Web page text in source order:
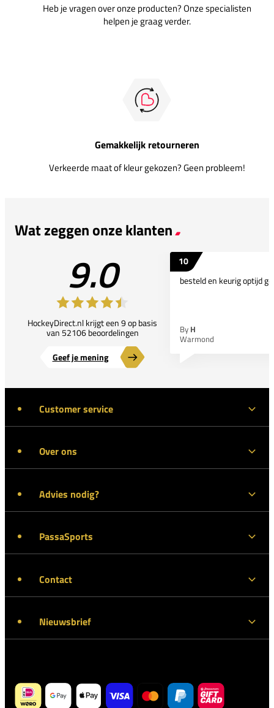
Heb je vragen over onze producten? Onze specialisten
helpen je graag verder.
Gemakkelijk retourneren
Verkeerde maat of kleur gekozen? Geen probleem!
Wat zeggen onze klanten
9.0
HockeyDirect.nl krijgt een 9 op basis
van 52106 beoordelingen
Geef je mening
10
besteld en keurig optijd
By H
Warmond
Customer service
Over ons
Advies nodig?
PassaSports
Contact
Nieuwsbrief